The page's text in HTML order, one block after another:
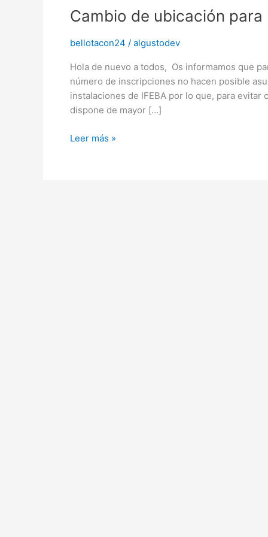
Cambio de ubicación para
bellotacon24 / algustodev
Hola de nuevo a todos, Os informamos que
número de inscripciones no hacen posible
instalaciones de IFEBA por lo que, para
dispone de mayor […]
ubicación
las
Con
7ª
Edición
Leer más »